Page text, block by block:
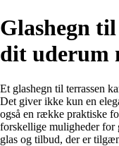
Glashegn
dit uderum
Et glashegn til terrassen
Det giver ikke kun en
også en række praktiske
forskellige muligheder for
glas og tilbud, der er